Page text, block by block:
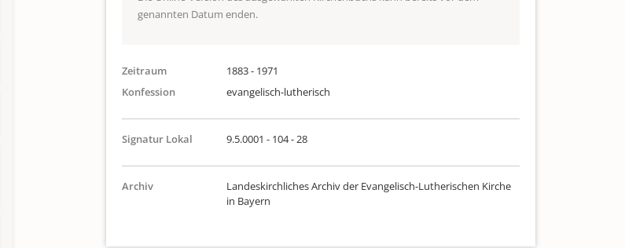
genannten Datum enden.
Zeitraum
1883 - 1971
Konfession
evangelisch-lutherisch
Signatur Lokal 9.5.0001 - 104 - 28
Archiv
Landeskirchliches Archiv der Evangelisch-Lutherischen Kirche
in Bayern